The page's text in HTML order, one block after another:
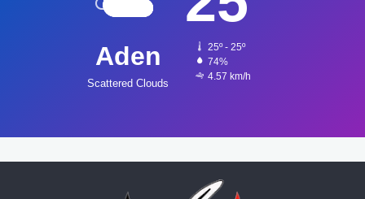
Aden
Scattered Clouds
25º - 25º
74%
4.57 km/h